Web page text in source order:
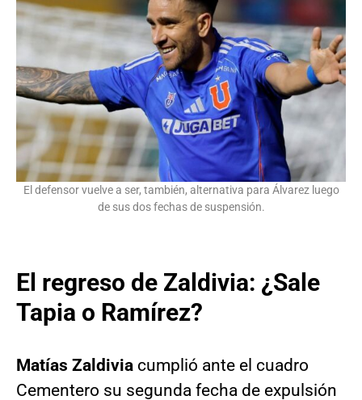
El defensor vuelve a ser, también, alternativa para Álvarez luego
de sus dos fechas de suspensión.
El regreso de Zaldivia: ¿Sale
Tapia o Ramírez?
Matías Zaldivia cumplió ante el cuadro
Cementero su segunda fecha de expulsión